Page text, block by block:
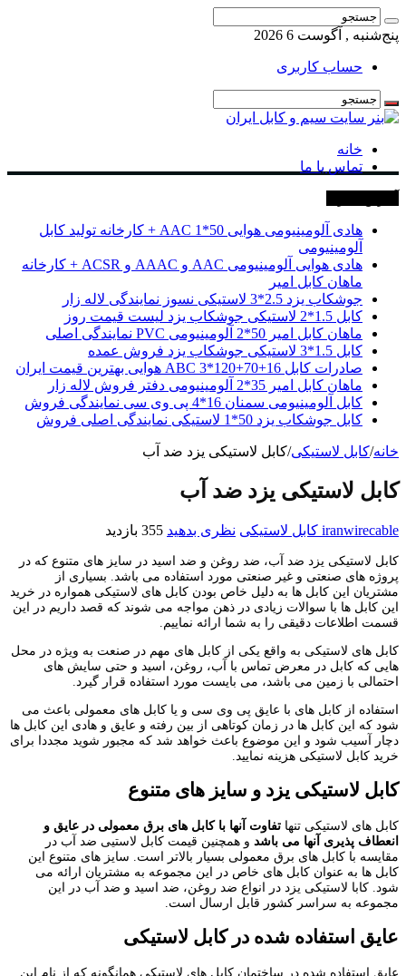
پنج‌شنبه , آگوست 6 2026
حساب کاربری
خانه
تماس با ما
هادی آلومینیومی هوایی 50*1 AAC + کارخانه تولید کابل
آلومینیومی
هادی هوایی آلومینیومی AAC و AAAC و ACSR + کارخانه
ماهان کابل امیر
جوشکاب یزد 2.5*3 لاستیکی نسوز نمایندگی لاله زار
کابل 1.5*2 لاستیکی جوشکاب یزد لیست قیمت روز
ماهان کابل امیر 50*2 آلومینیومی PVC نمایندگی اصلی
کابل 1.5*3 لاستیکی جوشکاب یزد فروش عمده
صادرات کابل 16+70+120*3 ABC هوایی بهترین قیمت ایران
ماهان کابل امیر 35*2 آلومینیومی دفتر فروش لاله زار
کابل آلومینیومی سمنان 16*4 پی وی سی نمایندگی فروش
کابل جوشکاب یزد 50*1 لاستیکی نمایندگی اصلی فروش
خانه/کابل لاستیکی/کابل لاستیکی یزد ضد آب
کابل لاستیکی یزد ضد آب
iranwirecable کابل لاستیکی نظری بدهید 355 بازدید
کابل لاستیکی یزد ضد آب، ضد روغن و ضد اسید در سایز های متنوع که در
پروژه های صنعتی و غیر صنعتی مورد استفاده می باشد. بسیاری از
مشتریان این کابل ها به دلیل خاص بودن کابل های لاستیکی همواره در خرید
این کابل ها با سوالات زیادی در ذهن مواجه می شوند که قصد داریم در این
قسمت اطلاعات دقیقی را به شما ارائه نماییم.
کابل های لاستیکی به واقع یکی از کابل های مهم در صنعت به ویژه در محل
هایی که کابل در معرض تماس با آب، روغن، اسید و حتی سایش های
احتمالی با زمین می باشد، می بایست مورد استفاده قرار گیرد.
استفاده از کابل های با عایق پی وی سی و یا کابل های معمولی باعث می
شود که این کابل ها در زمان کوتاهی از بین رفته و عایق و هادی این کابل ها
دچار آسیب شود و این موضوع باعث خواهد شد که مجبور شوید مجددا برای
خرید کابل لاستیکی هزینه نمایید.
کابل لاستیکی یزد و سایز های متنوع
کابل های لاستیکی تنها تفاوت آنها با کابل های برق معمولی در عایق و
انعطاف پذیری آنها می باشد و همچنین قیمت کابل لاستیی ضد آب در
مقایسه با کابل های برق معمولی بسیار بالاتر است.
سایز های متنوع این
کابل ها به عنوان کابل های خاص در این مجموعه به مشتریان ارائه می
شود. کابا لاستیکی یزد در انواع ضد روغن، ضد اسید و ضد آب در این
مجموعه به سراسر کشور قابل ارسال است.
عایق استفاده شده در کابل لاستیکی
عایق استفاده شده در ساختمان کابل های لاستیکی همانگونه که از نام این